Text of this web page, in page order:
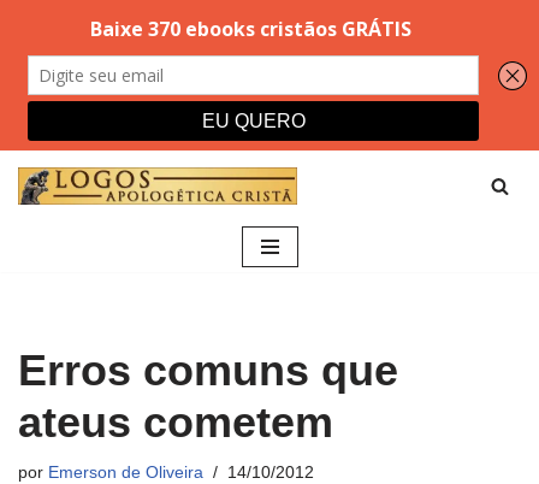
Erros comuns que
ateus cometem
por Emerson de Oliveira 14/10/2012